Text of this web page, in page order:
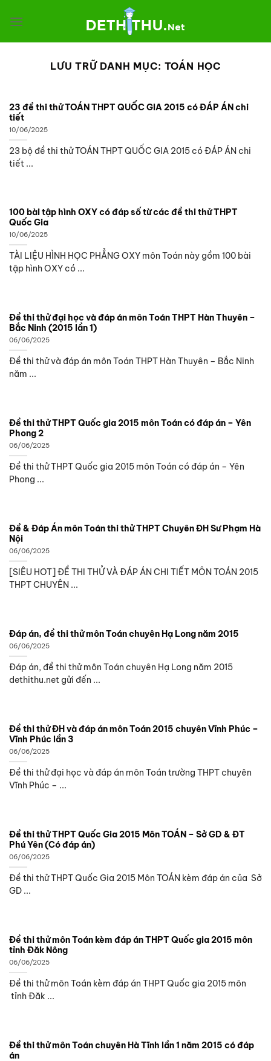
đến
LƯU TRỮ DANH MỤC: TOÁN HỌC
23 đề thi thử TOÁN THPT QUỐC GIA 2015 có ĐÁP ÁN chi
tiết
10/06/2025
23 bộ đề thi thử TOÁN THPT QUỐC GIA 2015 có ĐÁP ÁN chi
tiết ...
100 bài tập hình OXY có đáp số từ các đề thi thử THPT
Quốc Gia
10/06/2025
TÀI LIỆU HÌNH HỌC PHẲNG OXY môn Toán này gồm 100 bài
tập hình OXY có ...
Đề thi thử đại học và đáp án môn Toán THPT Hàn Thuyên –
Bắc Ninh (2015 lần 1)
06/06/2025
Đề thi thử và đáp án môn Toán THPT Hàn Thuyên – Bắc Ninh
năm ...
Đề thi thử THPT Quốc gia 2015 môn Toán có đáp án – Yên
Phong 2
06/06/2025
Đề thi thử THPT Quốc gia 2015 môn Toán có đáp án – Yên
Phong ...
Đề & Đáp Án môn Toán thi thử THPT Chuyên ĐH Sư Phạm Hà
Nội
06/06/2025
[SIÊU HOT] ĐỀ THI THỬ VÀ ĐÁP ÁN CHI TIẾT MÔN TOÁN 2015
THPT CHUYÊN ...
Đáp án, đề thi thử môn Toán chuyên Hạ Long năm 2015
06/06/2025
Đáp án, đề thi thử môn Toán chuyên Hạ Long năm 2015
dethithu.net gửi đến ...
Đề thi thử ĐH và đáp án môn Toán 2015 chuyên Vĩnh Phúc –
Vĩnh Phúc lần 3
06/06/2025
Đề thi thử đại học và đáp án môn Toán trường THPT chuyên
Vĩnh Phúc – ...
Đề thi thử THPT Quốc Gia 2015 Môn TOÁN – Sở GD & ĐT
Phú Yên (Có đáp án)
06/06/2025
Đề thi thử THPT Quốc Gia 2015 Môn TOÁN kèm đáp án của Sở
GD ...
Đề thi thử môn Toán kèm đáp án THPT Quốc gia 2015 môn
tỉnh Đăk Nông
06/06/2025
Đề thi thử môn Toán kèm đáp án THPT Quốc gia 2015 môn
tỉnh Đăk ...
Đề thi thử môn Toán chuyên Hà Tĩnh lần 1 năm 2015 có đáp
án